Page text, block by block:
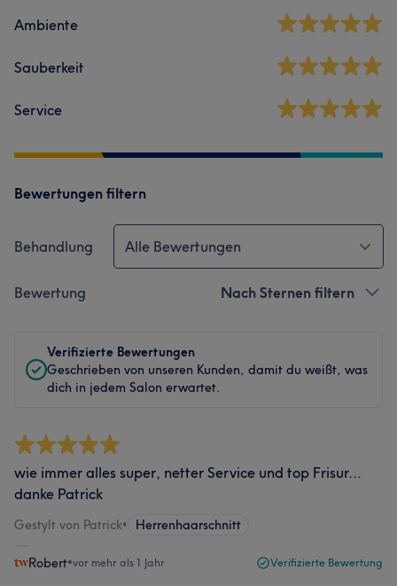
Ambiente
Sauberkeit
Service
Bewertungen filtern
Behandlung Alle Bewertungen
Bewertung Nach Sternen filtern
Verifizierte Bewertungen
Geschrieben von unseren Kunden, damit du weißt, was
dich in jedem Salon erwartet.
wie immer alles super, netter Service und top Frisur...
danke Patrick
Gestylt von Patrick• Herrenhaarschnitt
Robert•vor mehr als 1 Jahr Verifizierte Bewertung